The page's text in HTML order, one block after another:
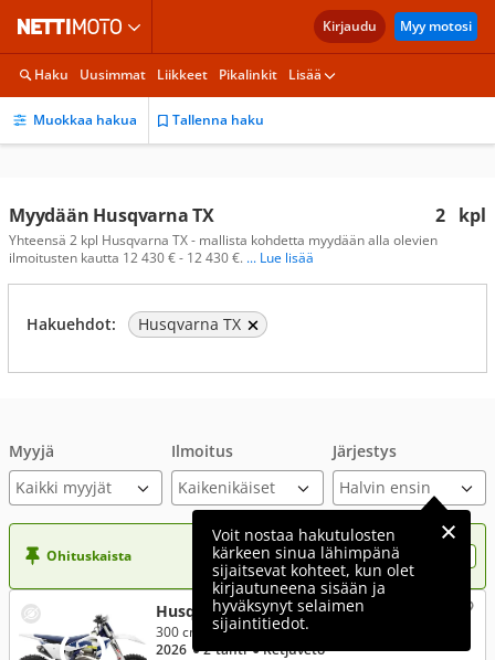
Kirjaudu Myy motosi
Haku Uusimmat Liikkeet Pikalinkit Lisää
Muokkaa hakua Tallenna haku
2 kpl
Myydään Husqvarna TX
Yhteensä 2 kpl Husqvarna TX - mallista kohdetta myydään alla olevien
ilmoitusten kautta 12 430 € - 12 430 €. ... Lue lisää
Hakuehdot: Husqvarna TX
Myyjä
Kaikki myyjät
Ilmoitus Järjestys
Voit nostaa hakutulosten
kärkeen sinua lähimpänä
sijaitsevat kohteet, kun olet
kirjautuneena sisään ja
hyväksynyt selaimen
sijaintitiedot.
Ohituskaista Nosta ilmoituksesi tähän?
Husqvarna TX
300 cm³, 300
2026 ● 2-tahti● Ketjuveto